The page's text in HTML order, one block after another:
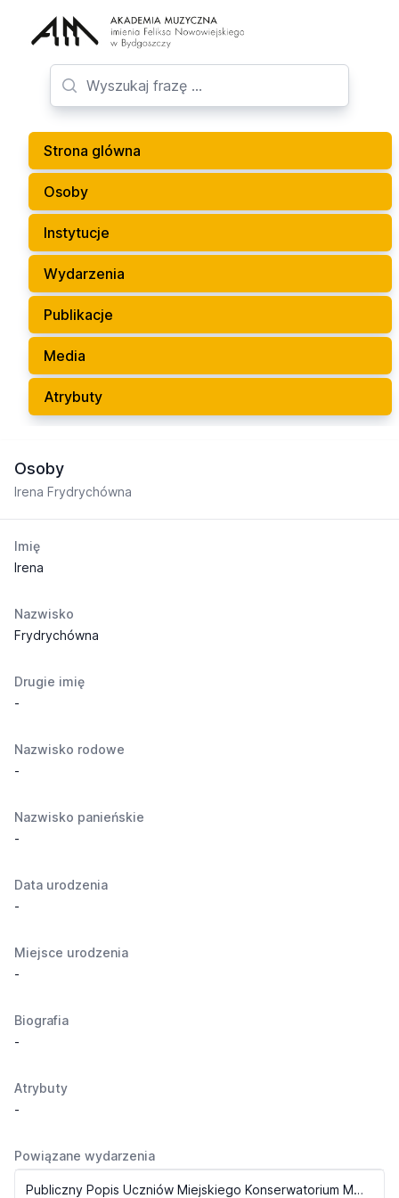
Strona glówna
Osoby
Instytucje
Wydarzenia
Publikacje
Media
Atrybuty
Osoby
Irena Frydrychówna
Imię
Irena
Nazwisko
Frydrychówna
Drugie imię
-
Nazwisko rodowe
-
Nazwisko panieńskie
-
Data urodzenia
-
Miejsce urodzenia
-
Biografia
-
Atrybuty
-
Powiązane wydarzenia
Publiczny Popis Uczniów Miejskiego Konserwatorium Muzycznego (1936)